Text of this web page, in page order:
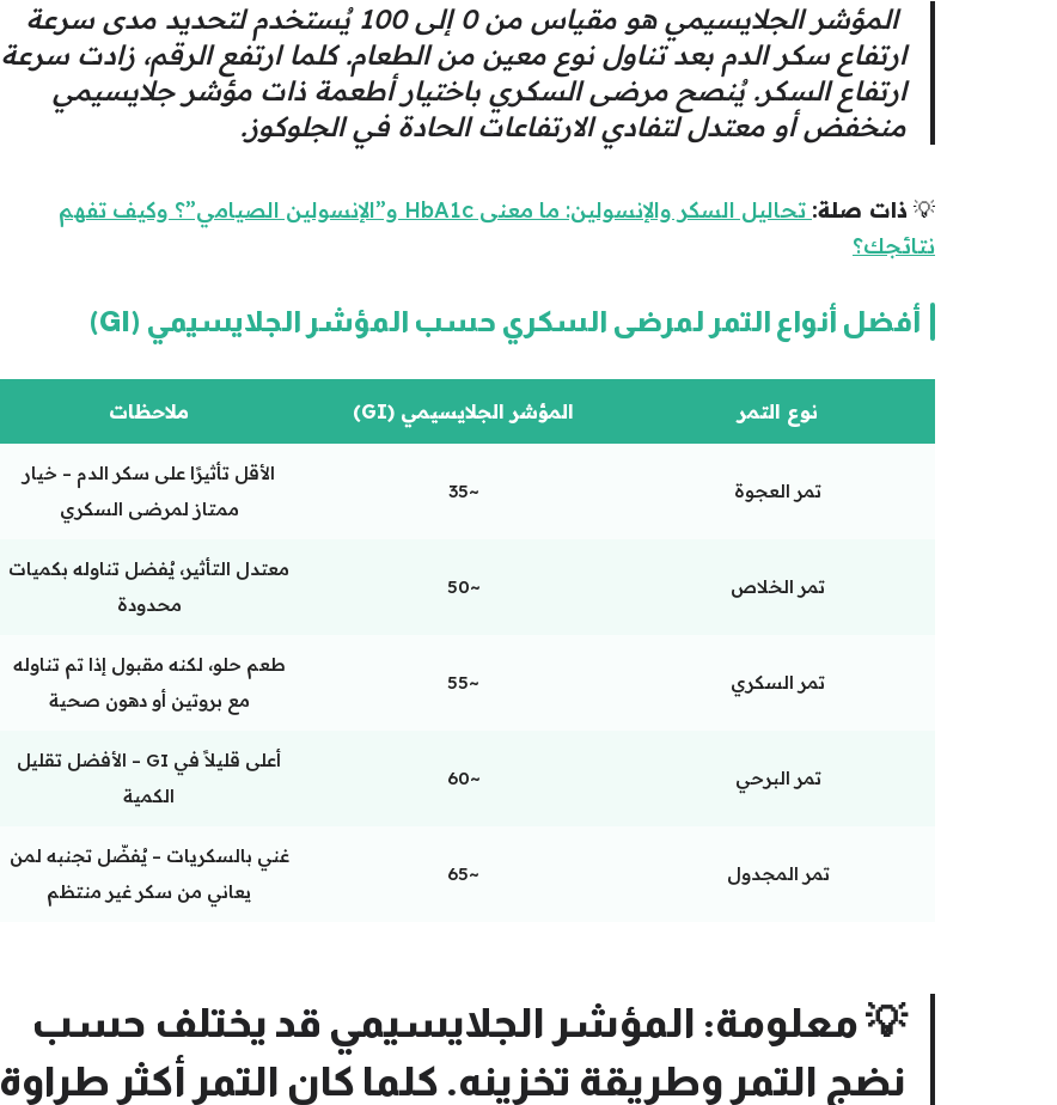
المؤشر الجلايسيمي هو مقياس من 0 إلى 100 يُستخدم لتحديد مدى سرعة
ارتفاع سكر الدم بعد تناول نوع معين من الطعام. كلما ارتفع الرقم، زادت سرعة
ارتفاع السكر. يُنصح مرضى السكري باختيار أطعمة ذات مؤشر جلايسيمي
منخفض أو معتدل لتفادي الارتفاعات الحادة في الجلوكوز.
💡 ذات صلة:
تحاليل السكر والإنسولين: ما معنى HbA1c و”الإنسولين الصيامي”؟ وكيف تفهم
نتائجك؟
أفضل أنواع التمر لمرضى السكري حسب المؤشر الجلايسيمي (GI)
نوع التمر المؤشر الجلايسيمي (GI) ملاحظات
تمر العجوة ~35
الأقل تأثيرًا على سكر الدم – خيار
ممتاز لمرضى السكري
تمر الخلاص ~50
معتدل التأثير، يُفضل تناوله بكميات
محدودة
تمر السكري ~55
طعم حلو، لكنه مقبول إذا تم تناوله
مع بروتين أو دهون صحية
تمر البرحي ~60
أعلى قليلاً في GI – الأفضل تقليل
الكمية
تمر المجدول ~65
غني بالسكريات – يُفضّل تجنبه لمن
يعاني من سكر غير منتظم
💡معلومة: المؤشر الجلايسيمي قد يختلف حسب
نضج التمر وطريقة تخزينه. كلما كان التمر أكثر طراوة